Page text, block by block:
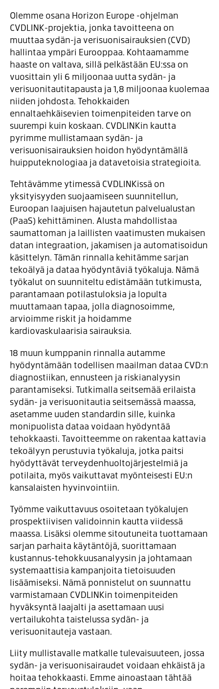
Olemme osana Horizon Europe -ohjelman
CVDLINK-projektia, jonka tavoitteena on
muuttaa sydän-ja verisuonisairauksien (CVD)
hallintaa ympäri Eurooppaa. Kohtaamamme
haaste on valtava, sillä pelkästään EU:ssa on
vuosittain yli 6 miljoonaa uutta sydän- ja
verisuonitautitapausta ja 1,8 miljoonaa kuolemaa
niiden johdosta. Tehokkaiden
ennaltaehkäisevien toimenpiteiden tarve on
suurempi kuin koskaan. CVDLINKin kautta
pyrimme mullistamaan sydän- ja
verisuonisairauksien hoidon hyödyntämällä
huipputeknologiaa ja datavetoisia strategioita.
Tehtävämme ytimessä CVDLINKissä on
yksityisyyden suojaamiseen suunnitellun,
Euroopan laajuisen hajautetun palvelualustan
(PaaS) kehittäminen. Alusta mahdollistaa
saumattoman ja laillisten vaatimusten mukaisen
datan integraation, jakamisen ja automatisoidun
käsittelyn. Tämän rinnalla kehitämme sarjan
tekoälyä ja dataa hyödyntäviä työkaluja. Nämä
työkalut on suunniteltu edistämään tutkimusta,
parantamaan potilastuloksia ja lopulta
muuttamaan tapaa, jolla diagnosoimme,
arvioimme riskit ja hoidamme
kardiovaskulaarisia sairauksia.
18 muun kumppanin rinnalla autamme
hyödyntämään todellisen maailman dataa CVD:n
diagnostiikan, ennusteen ja riskianalyysin
parantamiseksi. Tutkimalla seitsemää erilaista
sydän- ja verisuonitautia seitsemässä maassa,
asetamme uuden standardin sille, kuinka
monipuolista dataa voidaan hyödyntää
tehokkaasti. Tavoitteemme on rakentaa kattavia
tekoälyyn perustuvia työkaluja, jotka paitsi
hyödyttävät terveydenhuoltojärjestelmiä ja
potilaita, myös vaikuttavat myönteisesti EU:n
kansalaisten hyvinvointiin.
Työmme vaikuttavuus osoitetaan työkalujen
prospektiivisen validoinnin kautta viidessä
maassa. Lisäksi olemme sitoutuneita tuottamaan
sarjan parhaita käytäntöjä, suorittamaan
kustannus-tehokkuusanalyysin ja johtamaan
systemaattisia kampanjoita tietoisuuden
lisäämiseksi. Nämä ponnistelut on suunnattu
varmistamaan CVDLINKin toimenpiteiden
hyväksyntä laajalti ja asettamaan uusi
vertailukohta taistelussa sydän- ja
verisuonitauteja vastaan.
Liity mullistavalle matkalle tulevaisuuteen, jossa
sydän- ja verisuonisairaudet voidaan ehkäistä ja
hoitaa tehokkaasti. Emme ainoastaan tähtää